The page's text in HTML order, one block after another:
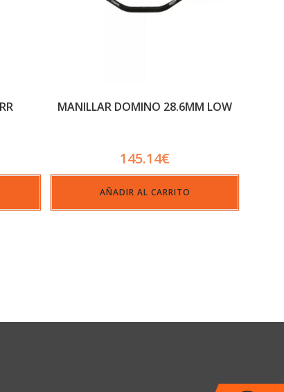
MANILLAR DOMINO 28.6MM LOW
145.14€
AÑADIR AL CARRITO